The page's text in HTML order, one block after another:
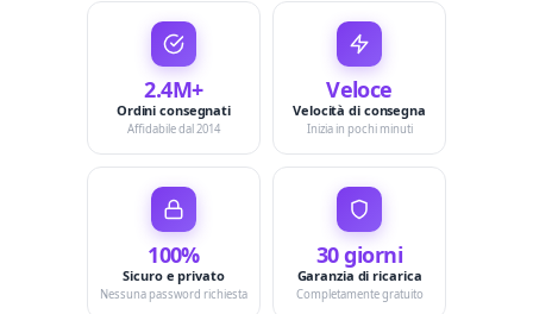
2.4M+
Ordini consegnati
Affidabile dal 2014
Veloce
Velocità di consegna
Inizia in pochi minuti
100%
Sicuro e privato
Nessuna password richiesta
30 giorni
Garanzia di ricarica
Completamente gratuito